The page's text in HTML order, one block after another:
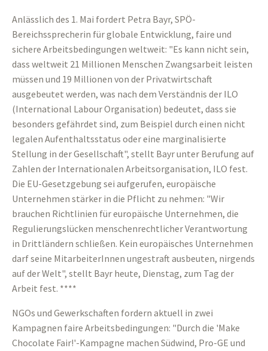
Anlässlich des 1. Mai fordert Petra Bayr, SPÖ-
Bereichssprecherin für globale Entwicklung, faire und
sichere Arbeitsbedingungen weltweit: "Es kann nicht sein,
dass weltweit 21 Millionen Menschen Zwangsarbeit leisten
müssen und 19 Millionen von der Privatwirtschaft
ausgebeutet werden, was nach dem Verständnis der ILO
(International Labour Organisation) bedeutet, dass sie
besonders gefährdet sind, zum Beispiel durch einen nicht
legalen Aufenthaltsstatus oder eine marginalisierte
Stellung in der Gesellschaft", stellt Bayr unter Berufung auf
Zahlen der Internationalen Arbeitsorganisation, ILO fest.
Die EU-Gesetzgebung sei aufgerufen, europäische
Unternehmen stärker in die Pflicht zu nehmen: "Wir
brauchen Richtlinien für europäische Unternehmen, die
Regulierungslücken menschenrechtlicher Verantwortung
in Drittländern schließen. Kein europäisches Unternehmen
darf seine MitarbeiterInnen ungestraft ausbeuten, nirgends
auf der Welt", stellt Bayr heute, Dienstag, zum Tag der
Arbeit fest. ****
NGOs und Gewerkschaften fordern aktuell in zwei
Kampagnen faire Arbeitsbedingungen: "Durch die 'Make
Chocolate Fair!'-Kampagne machen Südwind, Pro-GE und